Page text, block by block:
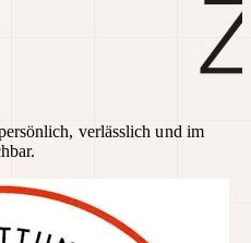
verlässlich und im